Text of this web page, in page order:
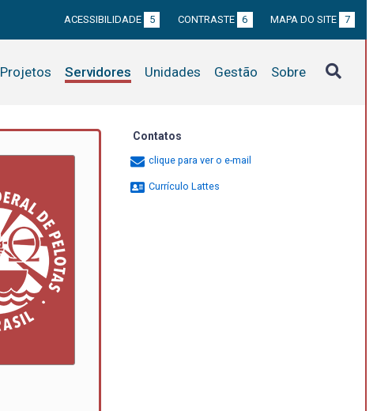
ACESSIBILIDADE 5 CONTRASTE 6 MAPA DO SITE 7
Projetos Servidores Unidades Gestão Sobre
Contatos
clique para ver o e-mail
Currículo Lattes